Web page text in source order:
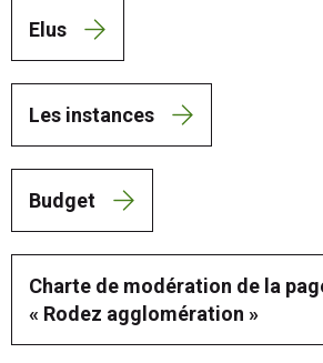
Elus
Les instances
Budget
Charte de modération de la
« Rodez agglomération »